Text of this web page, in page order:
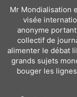
Mr Mondialisation
visée
anonyme
collectif de
alimenter le débat
grands sujets
bouger les